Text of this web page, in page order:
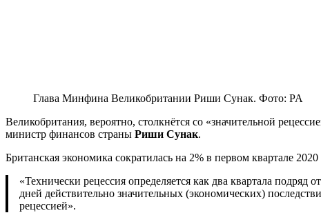
Глава Минфина Великобритании Риши Сунак. Фото: PA
Великобритания, вероятно, столкнётся со «значительной
министр финансов страны Риши Сунак.
Британская экономика сократилась на 2% в первом квартале
«Технически рецессия определяется как два квартала
дней действительно значительных (экономических)
рецессией».